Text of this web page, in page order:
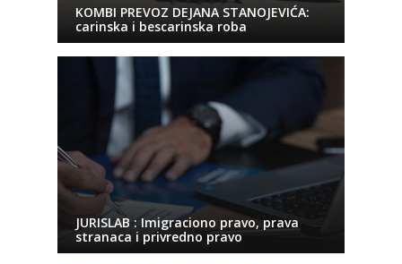
KOMBI PREVOZ DEJANA STANOJEVIĆA:
carinska i bescarinska roba
JURISLAB : Imigraciono pravo, prava
stranaca i privredno pravo